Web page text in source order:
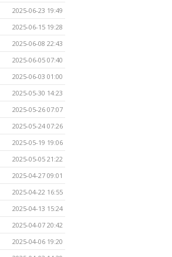
2025-06-23 19:49
2025-06-15 19:28
2025-06-08 22:43
2025-06-05 07:40
2025-06-03 01:00
2025-05-30 14:23
2025-05-26 07:07
2025-05-24 07:26
2025-05-19 19:06
2025-05-05 21:22
2025-04-27 09:01
2025-04-22 16:55
2025-04-13 15:24
2025-04-07 20:42
2025-04-06 19:20